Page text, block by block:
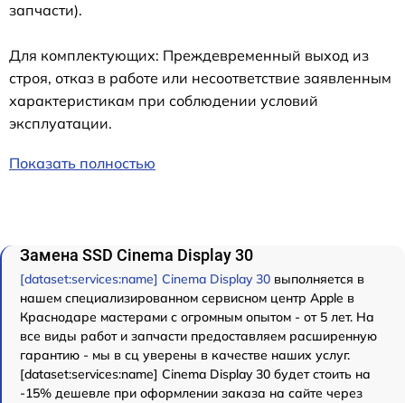
запчасти).
Для комплектующих: Преждевременный выход из
строя, отказ в работе или несоответствие заявленным
характеристикам при соблюдении условий
эксплуатации.
Показать полностью
Замена SSD Cinema Display 30
[dataset:services:name] Cinema Display 30 выполняется в
нашем специализированном сервисном центр Apple в
Краснодаре мастерами с огромным опытом - от 5 лет. На
все виды работ и запчасти предоставляем расширенную
гарантию - мы в сц уверены в качестве наших услуг.
[dataset:services:name] Cinema Display 30 будет стоить на
-15% дешевле при оформлении заказа на сайте через